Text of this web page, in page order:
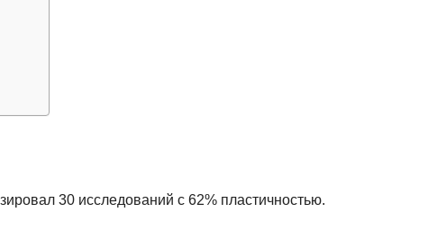
30 исследований с 62% пластичностью.